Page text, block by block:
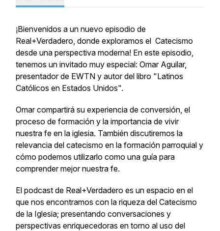
¡Bienvenidos a un nuevo episodio de
Real+Verdadero, donde exploramos el Catecismo
desde una perspectiva moderna! En este episodio,
tenemos un invitado muy especial: Omar Aguilar,
presentador de EWTN y autor del libro "Latinos
Católicos en Estados Unidos".
Omar compartirá su experiencia de conversión, el
proceso de formación y la importancia de vivir
nuestra fe en la iglesia. También discutiremos la
relevancia del catecismo en la formación parroquial y
cómo podemos utilizarlo como una guía para
comprender mejor nuestra fe.
El podcast de Real+Verdadero es un espacio en el
que nos encontramos con la riqueza del Catecismo
de la Iglesia; presentando conversaciones y
perspectivas enriquecedoras en torno al uso del